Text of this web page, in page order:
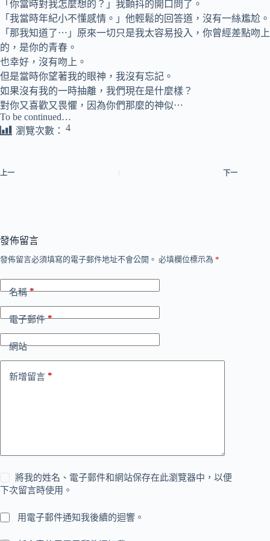
「你當時對我怎麼想的？」我顫抖的開口問了。
「我當時年紀小不懂感情。」他輕鬆的回答道，沒有一絲尷尬。
「那我知道了⋯」原來一切只是我太容易投入，你曾經差點吻上
的，是你的青春。
也幸好，沒有吻上。
但是當時你望著我的眼神，我沒有忘記。
如果沒有我的一時抽離，我們現在是什麼樣？
對你又喜歡又畏懼，因為你們那麼的神似⋯
To be continued…
瀏覽次數： 4
上一 下一
發佈留言
發佈留言必須填寫的電子郵件地址不會公開。 必填欄位標示為 *
名稱*
電子郵件*
網站
新增留言 *
將我的姓名、電子郵件和網站保存在此瀏覽器中，以便
下次留言時使用。
用電子郵件通知我後續的迴響。